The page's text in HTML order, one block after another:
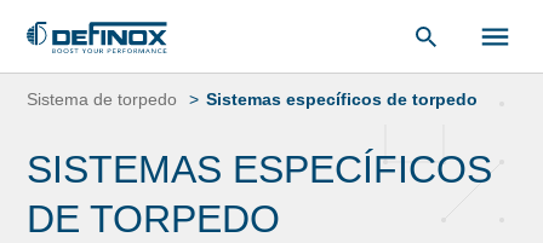
Saltar
Sistema de torpedo Sistemas específicos de torpedo
SISTEMAS ESPECÍFICOS
DE TORPEDO